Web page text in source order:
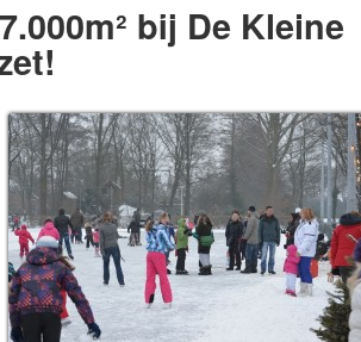
bij De Kleine